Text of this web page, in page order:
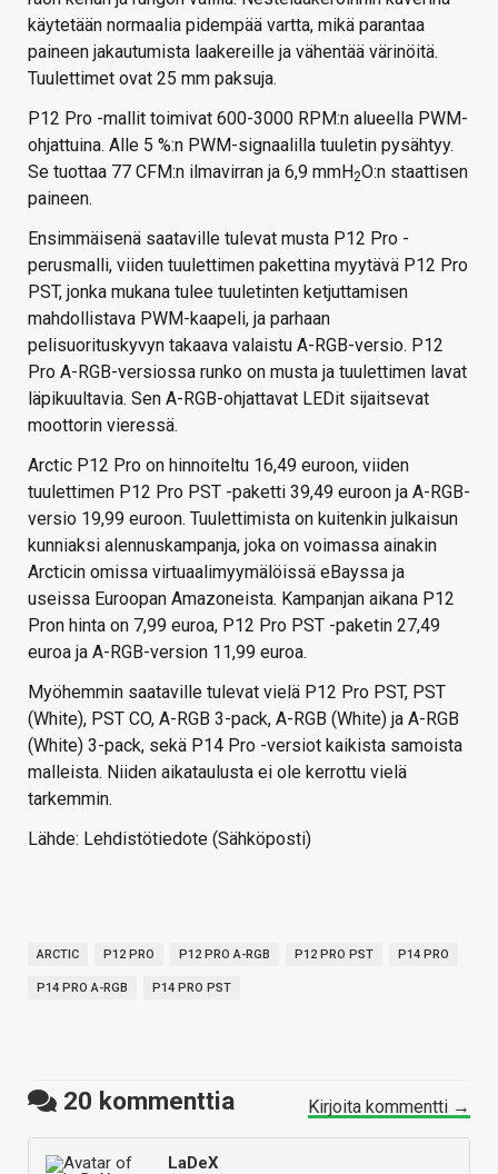
käytetään normaalia pidempää vartta, mikä parantaa
paineen jakautumista laakereille ja vähentää värinöitä.
Tuulettimet ovat 25 mm paksuja.
P12 Pro -mallit toimivat 600-3000 RPM:n alueella PWM-
ohjattuina. Alle 5 %:n PWM-signaalilla tuuletin pysähtyy.
Se tuottaa 77 CFM:n ilmavirran ja 6,9 mmH2O:n staattisen
paineen.
Ensimmäisenä saataville tulevat musta P12 Pro -
perusmalli, viiden tuulettimen pakettina myytävä P12 Pro
PST, jonka mukana tulee tuuletinten ketjuttamisen
mahdollistava PWM-kaapeli, ja parhaan
pelisuorituskyvyn takaava valaistu A-RGB-versio. P12
Pro A-RGB-versiossa runko on musta ja tuulettimen lavat
läpikuultavia. Sen A-RGB-ohjattavat LEDit sijaitsevat
moottorin vieressä.
Arctic P12 Pro on hinnoiteltu 16,49 euroon, viiden
tuulettimen P12 Pro PST -paketti 39,49 euroon ja A-RGB-
versio 19,99 euroon. Tuulettimista on kuitenkin julkaisun
kunniaksi alennuskampanja, joka on voimassa ainakin
Arcticin omissa virtuaalimyymälöissä eBayssa ja
useissa Euroopan Amazoneista. Kampanjan aikana P12
Pron hinta on 7,99 euroa, P12 Pro PST -paketin 27,49
euroa ja A-RGB-version 11,99 euroa.
Myöhemmin saataville tulevat vielä P12 Pro PST, PST
(White), PST CO, A-RGB 3-pack, A-RGB (White) ja A-RGB
(White) 3-pack, sekä P14 Pro -versiot kaikista samoista
malleista. Niiden aikataulusta ei ole kerrottu vielä
tarkemmin.
Lähde: Lehdistötiedote (Sähköposti)
ARCTIC P12 PRO P12 PRO A-RGB P12 PRO PST P14 PRO
P14 PRO A-RGB P14 PRO PST
20 kommenttia Kirjoita kommentti →
LaDeX